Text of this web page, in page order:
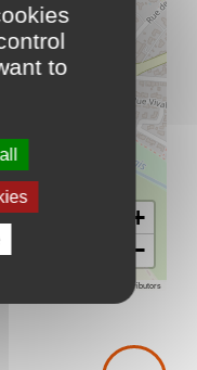
+
−
contributors
to